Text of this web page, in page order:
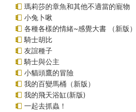
瑪莉莎的章魚和其他不適當的寵物
小兔卜啾
各種各樣的情緒~感覺大書 （新版）
騎士胡比
友誼種子
騎士與公主
小貓頭鷹的冒險
我的百變馬桶（新版）
我的飛天浴缸(新版)
一起去抓蟲！